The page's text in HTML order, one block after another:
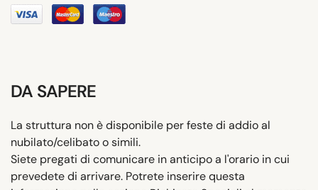
DA SAPERE
La struttura non è disponibile per feste di addio al
nubilato/celibato o simili.
Siete pregati di comunicare in anticipo a l'orario in cui
prevedete di arrivare. Potrete inserire questa